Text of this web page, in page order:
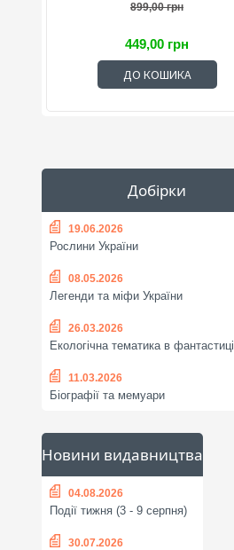
899,00 грн
449,00 грн
ДО КОШИКА
Добірки
19.06.2026
Рослини України
08.05.2026
Легенди та міфи України
26.03.2026
Екологічна тематика в фантастиці
11.03.2026
Біографії та мемуари
Новини видавництва
04.08.2026
Події тижня (3 - 9 серпня)
30.07.2026